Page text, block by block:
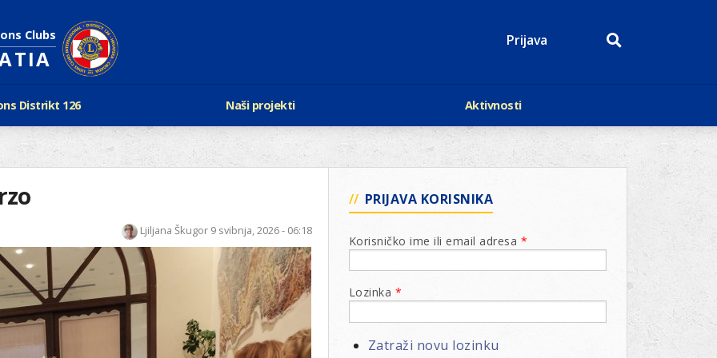
Clubs Prijava
Distrikt 126
Lionsa
i Leo klubovi
se sastaju
rukovodstvo D-126
Kabinet
Ustroj
o D-126 i kontakt
126
Naši projekti
LCIF
Razmjena mladeži i kamp
Regata jedrima protiv droge
Lions QUEST
Lions vinograd dobrote
Projekti klubova
New Voices
Aktivnosti
Događaji
Kalendar
Lions Magazin
Ljiljana Škugor9 svibnja, 2026 - 06:18
PRIJAVA KORISNIKA
Korisničko ime ili email adresa *
Lozinka *
Zatraži novu lozinku